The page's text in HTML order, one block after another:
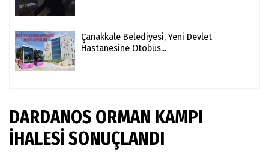
Çanakkale Belediyesi, Yeni Devlet
Hastanesine Otobüs...
DARDANOS ORMAN KAMPI
İHALESİ SONUÇLANDI